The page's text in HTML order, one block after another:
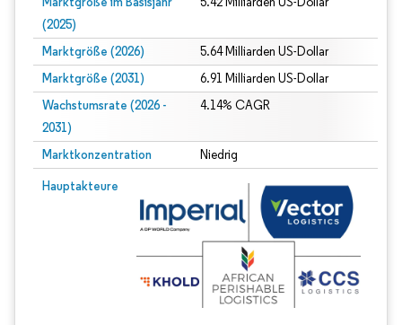
(2025)
Marktgröße (2026) 5.64 Milliarden US-Dollar
Marktgröße (2031) 6.91 Milliarden US-Dollar
Wachstumsrate (2026 -
2031)
4.14% CAGR
Marktkonzentration Niedrig
Hauptakteure
Bild © Mordor Intelligence. Wiederverwendung erfordert Namensnennung